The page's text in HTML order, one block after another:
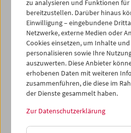
Gutschein
Gutschein für
2026
zu analysieren und Funktionen für
bereitzustellen. Darüber hinaus
Einwilligung – eingebundene
Netzwerke, externe Medien oder
Cookies einsetzen, um Inhalte und
personalisieren sowie Ihre
auszuwerten. Diese Anbieter
erhobenen Daten mit weiteren
zusammenführen, die diese im
der Dienste gesammelt haben.
Zur Datenschutzerklärung